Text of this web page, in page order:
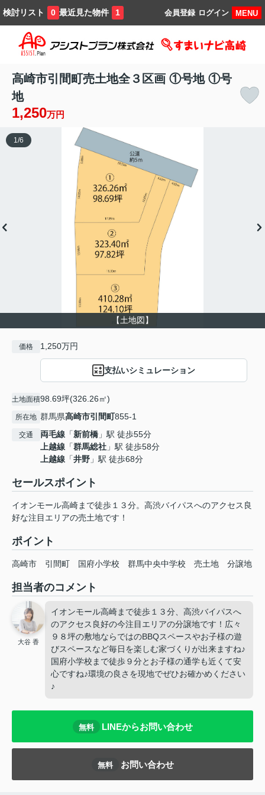
検討リスト 0 最近見た物件 1 MENU
ログイン
会員登録
高崎市引間町売土地全３区画 ①号地 ①号
地
1,250万円
【土地図】
1 /6
価格 1,250万円
支払いシミュレーション
土地面積98.69坪(326.26㎡)
所在地 群馬県高崎市引間町855-1
交通 両毛線 「新前橋 」駅 徒歩55分
上越線 「群馬総社 」駅 徒歩58分
上越線 「井野 」駅 徒歩68分
セールスポイント
イオンモール高崎まで徒歩１３分。高渋バイパスへのアクセス良
好な注目エリアの売土地です！
ポイント
高崎市 引間町 国府小学校 群馬中央中学校 売土地 分譲地
担当者のコメント
大谷 香
イオンモール高崎まで徒歩１３分、高渋バイパスへ
のアクセス良好の今注目エリアの分譲地です！広々
９８坪の敷地ならではのBBQスペースやお子様の遊
びスペースなど毎日を楽しむ家づくりが出来ますね♪
国府小学校まで徒歩９分とお子様の通学も近くて安
心ですね♪環境の良さを現地でぜひお確かめください
♪
無料 LINEからお問い合わせ
無料 お問い合わせ